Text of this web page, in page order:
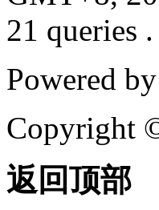
21 queries .
Powered by
Copyright
返回顶部